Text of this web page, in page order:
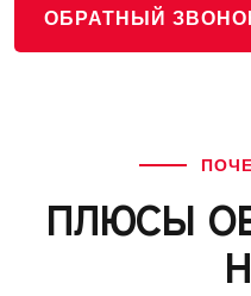
ОБРАТНЫЙ
ПЛЮСЫ